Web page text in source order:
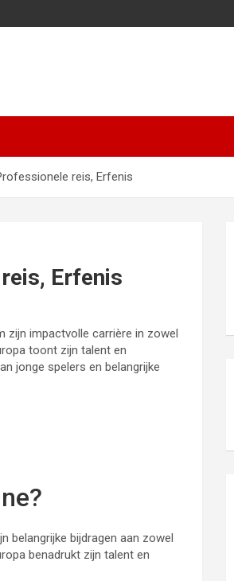
reis, Erfenis
Erfenis
zijn impactvolle carrière in zowel
toont zijn talent en
jonge spelers en belangrijke
belangrijke bijdragen aan zowel
benadrukt zijn talent en